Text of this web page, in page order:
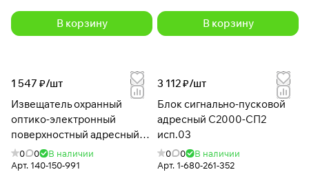
В корзину В корзину
1 547 ₽/шт
Извещатель охранный
оптико-электронный
поверхностный адресный
С2000-ШИК
0 0
В наличии
Арт. 140-150-991
3 112 ₽/шт
Блок сигнально-пусковой
адресный С2000-СП2
исп.03
0 0
В наличии
Арт. 1-680-261-352